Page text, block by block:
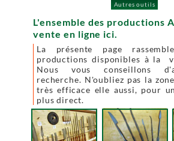
Autres outils
L'ensemble des productions
vente en ligne ici.
La présente page
productions disponibles à la
Nous vous conseillons
recherche. N'oubliez pas la
très efficace elle aussi, pour
plus direct.